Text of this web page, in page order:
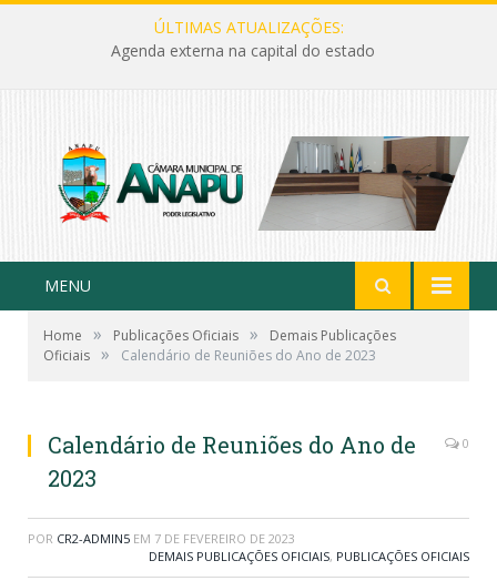
ÚLTIMAS ATUALIZAÇÕES:
Agenda externa na capital do estado
MENU
Home » Publicações Oficiais »
Demais Publicações
Oficiais » Calendário de Reuniões do Ano de 2023
Calendário de Reuniões do Ano de
2023
0
POR CR2-ADMIN5 EM 7 DE FEVEREIRO DE 2023
DEMAIS PUBLICAÇÕES OFICIAIS, PUBLICAÇÕES OFICIAIS